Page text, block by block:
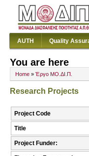
AUTH Quality
You are here
Home » Έργο ΜΟ.ΔΙ.Π.
Research Projects
Project Code
Title
Project Funder: